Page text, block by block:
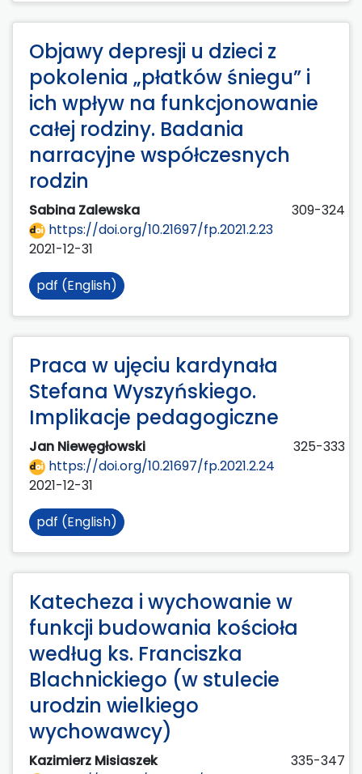
Objawy depresji u dzieci z
pokolenia „płatków śniegu” i
ich wpływ na funkcjonowanie
całej rodziny. Badania
narracyjne współczesnych
rodzin
Sabina Zalewska
309-324
https://doi.org/10.21697/fp.2021.2.23
2021-12-31
pdf (English)
Praca w ujęciu kardynała
Stefana Wyszyńskiego.
Implikacje pedagogiczne
Jan Niewęgłowski
325-333
https://doi.org/10.21697/fp.2021.2.24
2021-12-31
pdf (English)
Katecheza i wychowanie w
funkcji budowania kościoła
według ks. Franciszka
Blachnickiego (w stulecie
urodzin wielkiego
wychowawcy)
Kazimierz Misiaszek
335-347